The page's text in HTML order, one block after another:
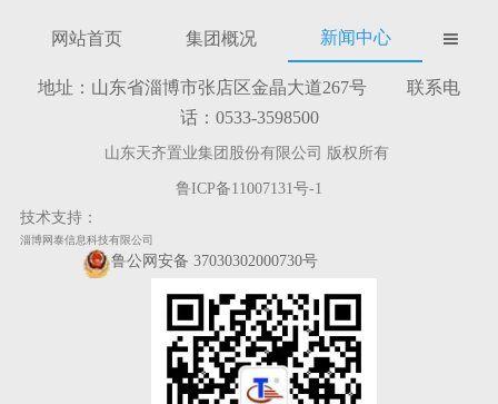
网站首页 集团概况 新闻中心 
地址：山东省淄博市张店区金晶大道267号 联系电
话：0533-3598500
山东天齐置业集团股份有限公司 版权所有
鲁ICP备11007131号-1
技术支持：
淄博网泰信息科技有限公司
鲁公网安备 37030302000730号